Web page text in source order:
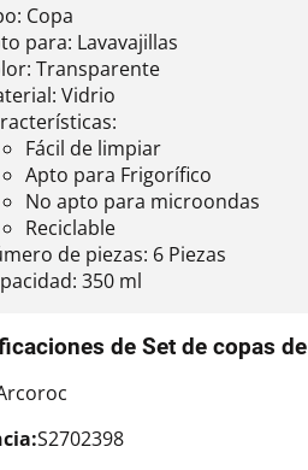
Copa
para: Lavavajillas
Transparente
Vidrio
Fácil de limpiar
Apto para Frigorífico
No apto para microondas
Reciclable
de piezas: 6 Piezas
350 ml
de Set de copas
S2702398